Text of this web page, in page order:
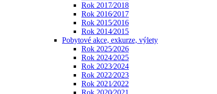
Rok 2017⁄2018
Rok 2016⁄2017
Rok 2015⁄2016
Rok 2014⁄2015
Pobytové akce, exkurze, výlety
Rok 2025⁄2026
Rok 2024⁄2025
Rok 2023⁄2024
Rok 2022⁄2023
Rok 2021⁄2022
Rok 2020⁄2021